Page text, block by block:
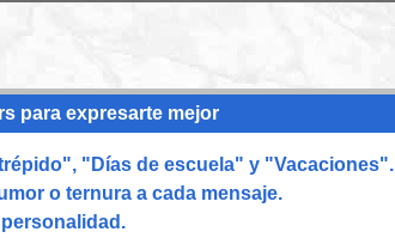
para expresarte mejor
"Días de escuela" y "Vacaciones".
o ternura a cada mensaje.